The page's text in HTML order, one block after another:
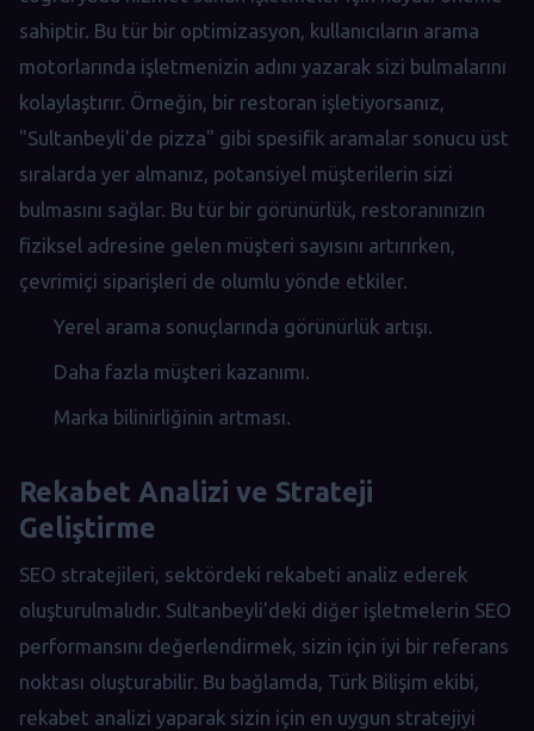
sahiptir. Bu tür bir optimizasyon, kullanıcıların arama
motorlarında işletmenizin adını yazarak sizi bulmalarını
kolaylaştırır. Örneğin, bir restoran işletiyorsanız,
"Sultanbeyli'de pizza" gibi spesifik aramalar sonucu üst
sıralarda yer almanız, potansiyel müşterilerin sizi
bulmasını sağlar. Bu tür bir görünürlük, restoranınızın
fiziksel adresine gelen müşteri sayısını artırırken,
çevrimiçi siparişleri de olumlu yönde etkiler.
Yerel arama sonuçlarında görünürlük artışı.
Daha fazla müşteri kazanımı.
Marka bilinirliğinin artması.
Rekabet Analizi ve Strateji
Geliştirme
SEO stratejileri, sektördeki rekabeti analiz ederek
oluşturulmalıdır. Sultanbeyli'deki diğer işletmelerin SEO
performansını değerlendirmek, sizin için iyi bir referans
noktası oluşturabilir. Bu bağlamda, Türk Bilişim ekibi,
rekabet analizi yaparak sizin için en uygun stratejiyi